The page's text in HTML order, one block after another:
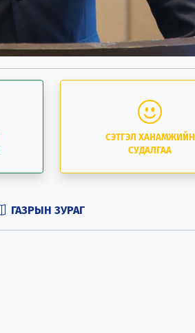
СЭТГЭЛ ХАНАМЖИЙН
СУДАЛГАА
ГАЗРЫН ЗУРАГ